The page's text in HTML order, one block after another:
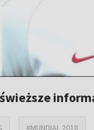
#MUNDIAL 2018